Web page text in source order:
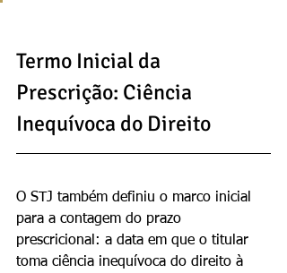
Termo Inicial da
Prescrição: Ciência
Inequívoca do Direito
O STJ também definiu o marco inicial
para a contagem do prazo
prescricional: a data em que o titular
toma ciência inequívoca do direito à